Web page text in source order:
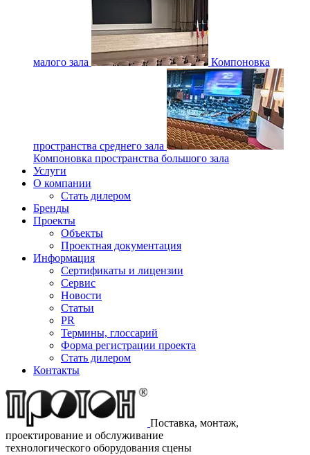
малого зала Компоновка
пространства среднего зала
Компоновка пространства большого зала
Услуги
О компании
Стать дилером
Бренды
Проекты
Объекты
Проектная документация
Информация
Сертификаты и лицензии
Сервис
Новости
Статьи
PR
Термины, глоссарий
Форма регистрации проекта
Стать дилером
Контакты
Поставка, монтаж,
проектирование и обслуживание
технологического оборудования сцены